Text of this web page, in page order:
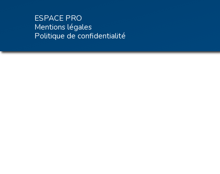
ESPACE PRO
Mentions légales
Politique de confidentialité